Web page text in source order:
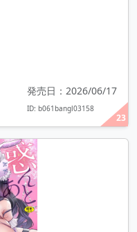
23
発売日：2026/06/17
ID: b061bangl03158